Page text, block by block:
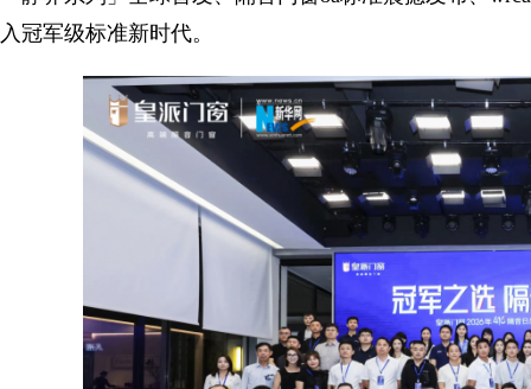
入冠军级标准新时代。